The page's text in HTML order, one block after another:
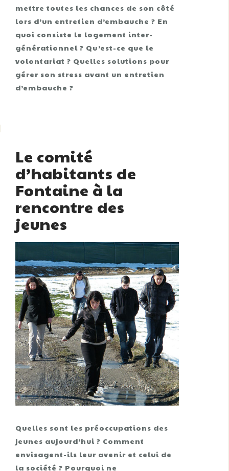
mettre toutes les chances de son côté
lors d’un entretien d’embauche ? En
quoi consiste le logement inter-
générationnel ? Qu’est-ce que le
volontariat ? Quelles solutions pour
gérer son stress avant un entretien
d’embauche ?
Le comité
d’habitants de
Fontaine à la
rencontre des
jeunes
Quelles sont les préoccupations des
jeunes aujourd’hui ? Comment
envisagent-ils leur avenir et celui de
la société ? Pourquoi ne